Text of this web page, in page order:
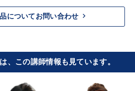
についてお問い合わせ keyboard_arrow_right
、この講師情報も見ています。